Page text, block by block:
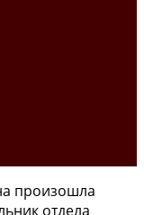
произошла
отдела